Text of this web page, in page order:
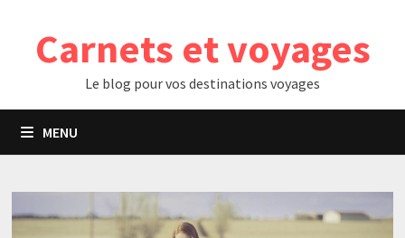
contenuCarnets et voyages
Le blog pour vos destinations voyages
MENU